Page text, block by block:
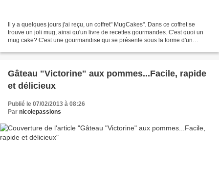
Il y a quelques jours j'ai reçu, un coffret" MugCakes". Dans ce coffret se
trouve un joli mug, ainsi qu'un livre de recettes gourmandes. C'est quoi un
mug cake? C'est une gourmandise qui se présente sous la forme d'un
Gâteau "Victorine" aux pommes...Facile, rapide
et délicieux
Publié le 07/02/2013 à 08:26
Par nicolepassions